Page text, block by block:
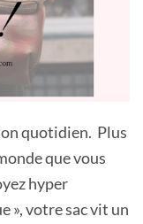
quotidien. Plus
que vous
hyper
», votre sac vit un